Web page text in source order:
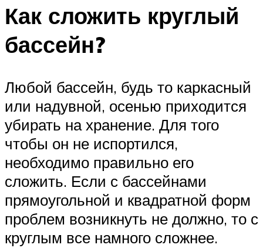
ОЧИСТКА БАССЕЙНОВ
Как сложить круглый
бассейн?
Любой бассейн, будь то каркасный
или надувной, осенью приходится
убирать на хранение. Для того
чтобы он не испортился,
необходимо правильно его
сложить. Если с бассейнами
прямоугольной и квадратной форм
проблем возникнуть не должно, то с
круглым все намного сложнее.